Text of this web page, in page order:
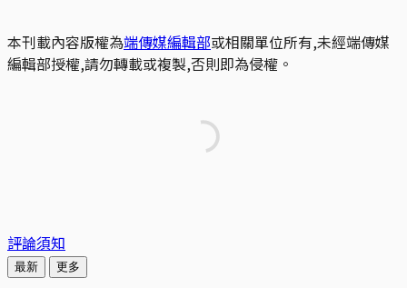
本刊載內容版權為端傳媒編輯部或相關單位所有,未經端傳媒
編輯部授權,請勿轉載或複製,否則即為侵權。
評論須知
最新 更多